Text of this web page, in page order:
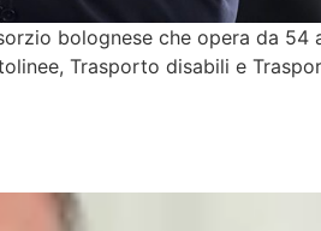
bolognese che opera da 54
Trasporto disabili e